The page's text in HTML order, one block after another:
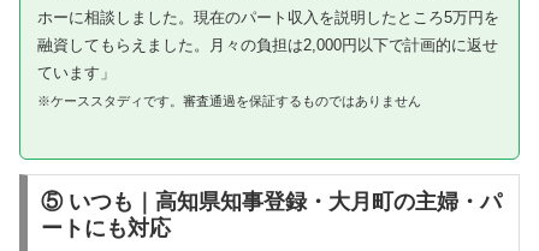
ホーに相談しました。現在のパート収入を説明したところ5万円を
融資してもらえました。月々の負担は2,000円以下で計画的に返せ
ています」
※ケーススタディです。審査通過を保証するものではありません
⑤ いつも｜高知県知事登録・大月町の主婦・パ
ートにも対応